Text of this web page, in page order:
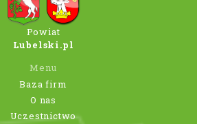
Powiat
Lubelski.pl
Menu
Baza firm
O nas
Uczestnictwo